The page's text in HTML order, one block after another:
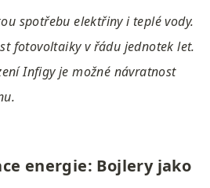
spotřebu elektřiny i teplé vody.
fotovoltaiky v řádu jednotek let.
Infigy je možné návratnost
energie: Bojlery jako